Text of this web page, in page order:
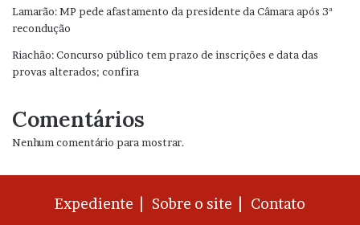
Lamarão: MP pede afastamento da presidente da Câmara após 3ª
recondução
Riachão: Concurso público tem prazo de inscrições e data das
provas alterados; confira
Comentários
Nenhum comentário para mostrar.
Expediente | Sobre o site | Contato